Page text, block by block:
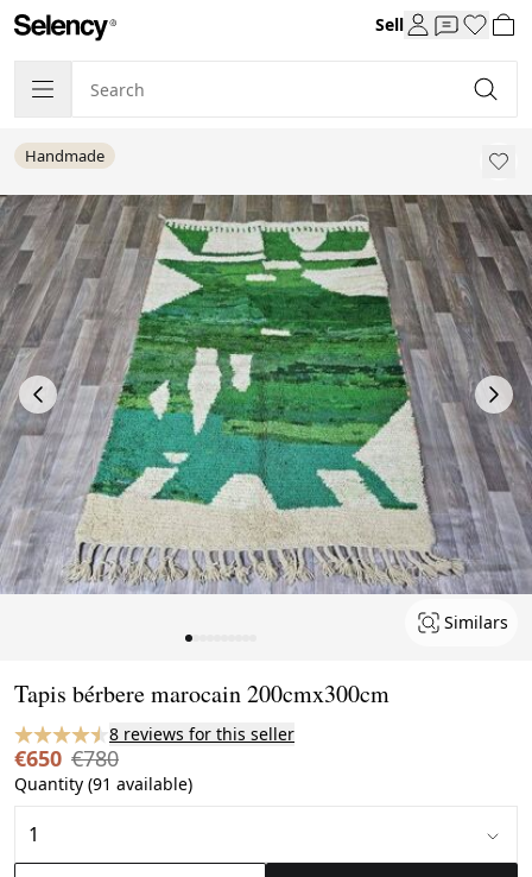
Sell
Handmade
Similars
Tapis bérbere marocain 200cmx300cm
8 reviews for this seller
€650 €780
Quantity (91 available)